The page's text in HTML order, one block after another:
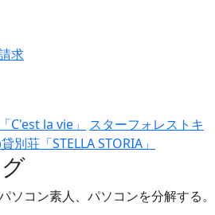
求
C'est la vie」
スターフォレストキ
別荘「STELLA STORIA」
ソコン素人、パソコンを分解する。